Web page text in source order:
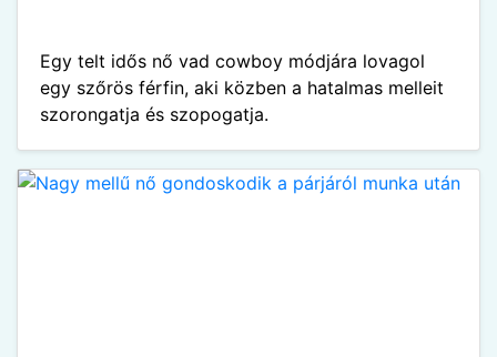
Egy telt idős nő vad cowboy módjára lovagol
egy szőrös férfin, aki közben a hatalmas melleit
szorongatja és szopogatja.